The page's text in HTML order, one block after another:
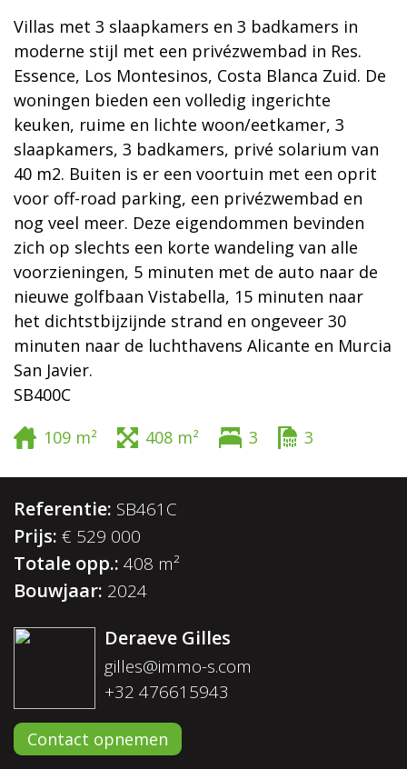
Villas met 3 slaapkamers en 3 badkamers in
moderne stijl met een privézwembad in Res.
Essence, Los Montesinos, Costa Blanca Zuid. De
woningen bieden een volledig ingerichte
keuken, ruime en lichte woon/eetkamer, 3
slaapkamers, 3 badkamers, privé solarium van
40 m2. Buiten is er een voortuin met een oprit
voor off-road parking, een privézwembad en
nog veel meer. Deze eigendommen bevinden
zich op slechts een korte wandeling van alle
voorzieningen, 5 minuten met de auto naar de
nieuwe golfbaan Vistabella, 15 minuten naar
het dichtstbijzijnde strand en ongeveer 30
minuten naar de luchthavens Alicante en Murcia
San Javier.
SB400C
109 m²
408 m² 3 3
Referentie: SB461C
Prijs: € 529 000
Totale opp.: 408 m²
Bouwjaar: 2024
Deraeve Gilles
gilles@immo-s.com
+32 476615943
Contact opnemen